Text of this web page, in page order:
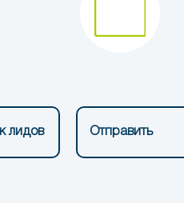
лидов Отправить